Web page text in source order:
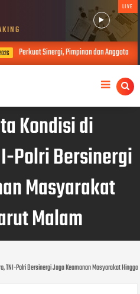
LIVE
Perkuat Sinergi, Pimpinan dan Anggota
Kondisi di
Polri Bersinergi
Masyarakat
Malam
TNI-Polri Bersinergi Jaga Keamanan Masyarakat